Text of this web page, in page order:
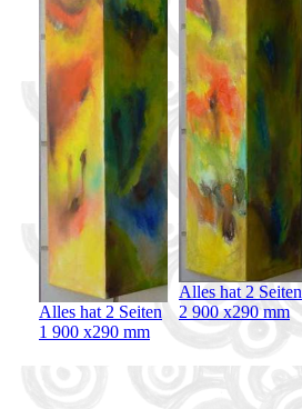
Alles hat 2 Seiten
1 900 x290 mm
Alles hat 2 Seiten
2 900 x290 mm